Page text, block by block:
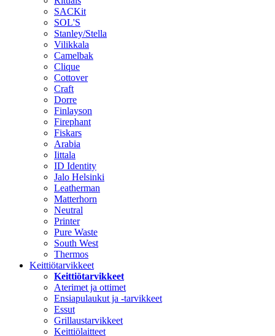
SACKit
SOL'S
Stanley/Stella
Vilikkala
Camelbak
Clique
Cottover
Craft
Dorre
Finlayson
Firephant
Fiskars
Arabia
Iittala
ID Identity
Jalo Helsinki
Leatherman
Matterhorn
Neutral
Printer
Pure Waste
South West
Thermos
Keittiötarvikkeet
Keittiötarvikkeet
Aterimet ja ottimet
Ensiapulaukut ja -tarvikkeet
Essut
Grillaustarvikkeet
Keittiölaitteet